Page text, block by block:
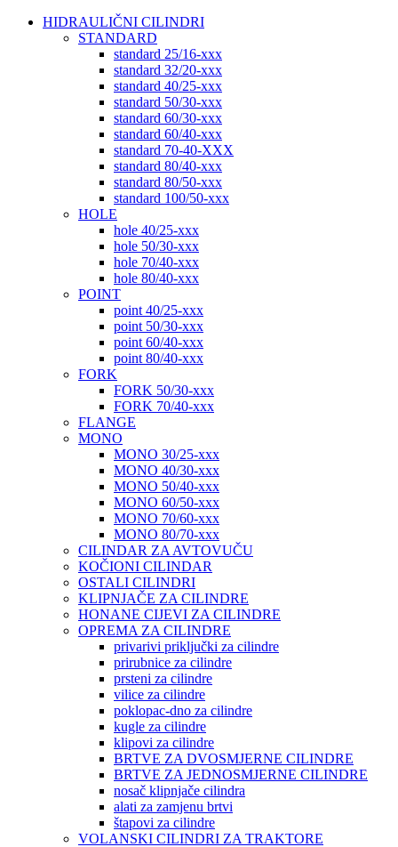
HIDRAULIČNI CILINDRI
STANDARD
standard 25/16-xxx
standard 32/20-xxx
standard 40/25-xxx
standard 50/30-xxx
standard 60/30-xxx
standard 60/40-xxx
standard 70-40-XXX
standard 80/40-xxx
standard 80/50-xxx
standard 100/50-xxx
HOLE
hole 40/25-xxx
hole 50/30-xxx
hole 70/40-xxx
hole 80/40-xxx
POINT
point 40/25-xxx
point 50/30-xxx
point 60/40-xxx
point 80/40-xxx
FORK
FORK 50/30-xxx
FORK 70/40-xxx
FLANGE
MONO
MONO 30/25-xxx
MONO 40/30-xxx
MONO 50/40-xxx
MONO 60/50-xxx
MONO 70/60-xxx
MONO 80/70-xxx
CILINDAR ZA AVTOVUČU
KOČIONI CILINDAR
OSTALI CILINDRI
KLIPNJAČE ZA CILINDRE
HONANE CIJEVI ZA CILINDRE
OPREMA ZA CILINDRE
privarivi priključki za cilindre
prirubnice za cilindre
prsteni za cilindre
vilice za cilindre
poklopac-dno za cilindre
kugle za cilindre
klipovi za cilindre
BRTVE ZA DVOSMJERNE CILINDRE
BRTVE ZA JEDNOSMJERNE CILINDRE
nosač klipnjače cilindra
alati za zamjenu brtvi
štapovi za cilindre
VOLANSKI CILINDRI ZA TRAKTORE